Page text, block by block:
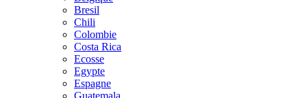
Bresil
Chili
Colombie
Costa Rica
Ecosse
Egypte
Espagne
Guatemala